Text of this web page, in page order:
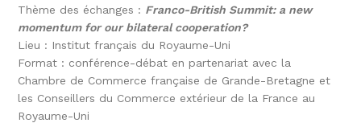
Thème des échanges : Franco-British Summit: a new
momentum for our bilateral cooperation?
Lieu : Institut français du Royaume-Uni
Format : conférence-débat en partenariat avec la
Chambre de Commerce française de Grande-Bretagne et
les Conseillers du Commerce extérieur de la France au
Royaume-Uni